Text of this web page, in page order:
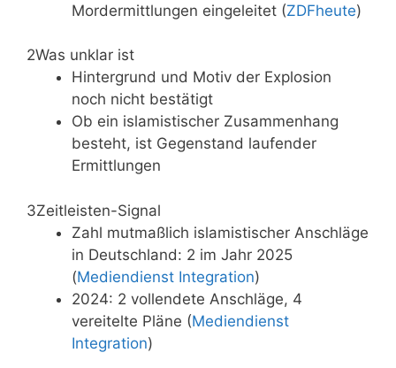
Mordermittlungen eingeleitet (ZDFheute)
2Was unklar ist
Hintergrund und Motiv der Explosion
noch nicht bestätigt
Ob ein islamistischer Zusammenhang
besteht, ist Gegenstand laufender
Ermittlungen
3Zeitleisten-Signal
Zahl mutmaßlich islamistischer Anschläge
in Deutschland: 2 im Jahr 2025
(Mediendienst Integration)
2024: 2 vollendete Anschläge, 4
vereitelte Pläne (Mediendienst
Integration)